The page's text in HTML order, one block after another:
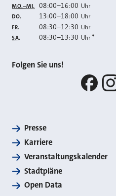
MO.–MI. 08:00–16:00 Uhr
DO. 13:00–18:00 Uhr
FR. 08:30–12:30 Uhr
SA. 08:30–13:30 Uhr *
Folgen Sie uns!
Presse
Karriere
Veranstaltungskalender
Stadtpläne
Open Data